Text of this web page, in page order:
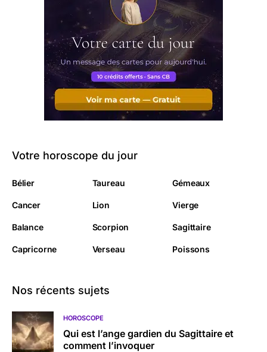
Votre horoscope du jour
Bélier Taureau Gémeaux
Cancer Lion Vierge
Balance Scorpion Sagittaire
Capricorne Verseau Poissons
Nos récents sujets
HOROSCOPE
Qui est l’ange gardien du Sagittaire et
comment l’invoquer